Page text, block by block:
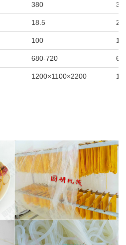
380
18.5 22
100
680-720
1200×1100×2200